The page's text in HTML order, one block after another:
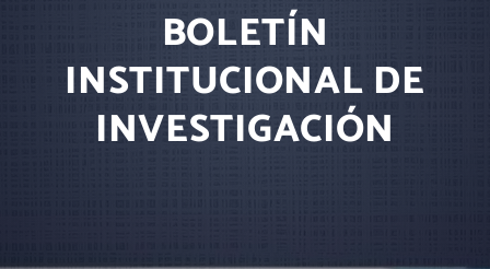
BOLETÍN
INSTITUCIONAL DE
INVESTIGACIÓN